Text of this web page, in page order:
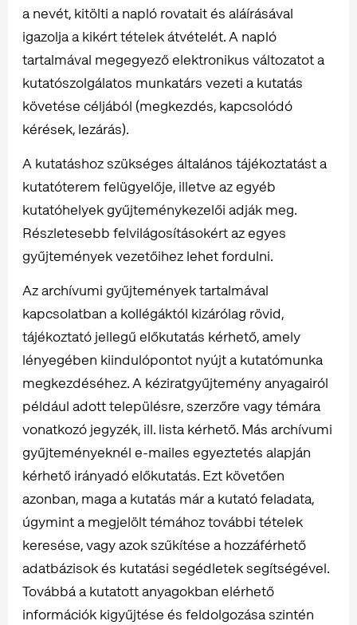
a nevét, kitölti a napló rovatait és aláírásával
igazolja a kikért tételek átvételét. A napló
tartalmával megegyező elektronikus változatot a
kutatószolgálatos munkatárs vezeti a kutatás
követése céljából (megkezdés, kapcsolódó
kérések, lezárás).
A kutatáshoz szükséges általános tájékoztatást a
kutatóterem felügyelője, illetve az egyéb
kutatóhe­lyek gyűjteménykezelői adják meg.
Részletesebb felvilágosításokért az egyes
gyűjtemények vezetőihez lehet fordulni.
Az archívumi gyűjtemények tartalmával
kapcsolatban a kollégáktól kizárólag rövid,
tájékoztató jellegű előkutatás kérhető, amely
lényegében kiindulópontot nyújt a kutatómunka
megkezdéséhez. A kéziratgyűjtemény anyagairól
például adott településre, szerzőre vagy témára
vonatkozó jegyzék, ill. lista kérhető. Más archívumi
gyűjteményeknél e-mailes egyeztetés alapján
kérhető irányadó előkutatás. Ezt követően
azonban, maga a kutatás már a kutató feladata,
úgymint a megjelölt témához további tételek
keresése, vagy azok szűkítése a hozzáférhető
adatbázisok és kutatási segédletek segítségével.
Továbbá a kutatott anyagokban elérhető
információk kigyűjtése és feldolgozása szintén